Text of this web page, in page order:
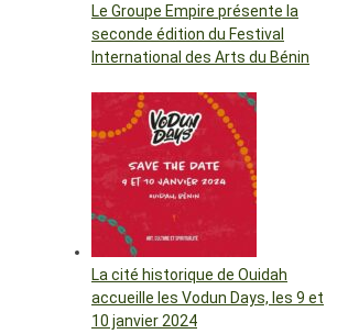
Le Groupe Empire présente la
seconde édition du Festival
International des Arts du Bénin
La cité historique de Ouidah
accueille les Vodun Days, les 9 et
10 janvier 2024